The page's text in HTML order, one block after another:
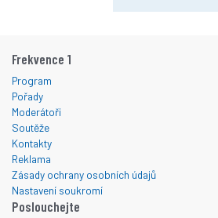
Frekvence 1
Program
Pořady
Moderátoři
Soutěže
Kontakty
Reklama
Zásady ochrany osobních údajů
Nastavení soukromí
Poslouchejte